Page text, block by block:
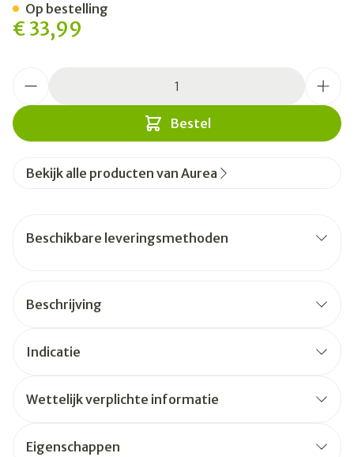
€ 33,99
Bestel
Op bestelling
Bekijk alle producten van Aurea
Beschikbare leveringsmethoden
Beschrijving
Indicatie
Wettelijk verplichte informatie
Eigenschappen